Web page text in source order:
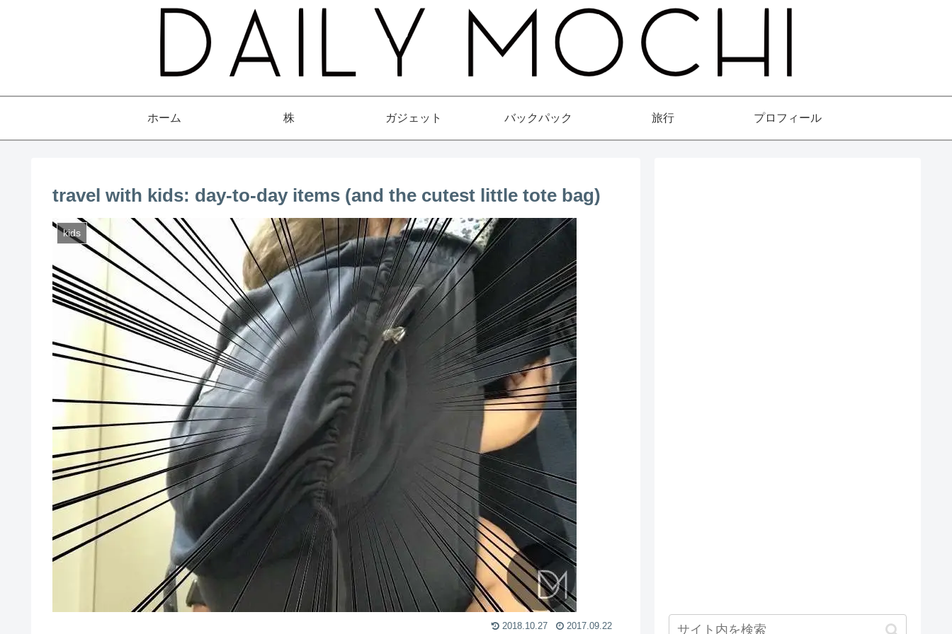
ホーム 株 ガジェット バックパック 旅行 プロフィール
travel with kids: day-to-day items (and the cutest little tote bag)
kids
2018.10.27 2017.09.22